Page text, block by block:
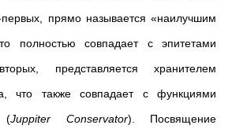
прямо называется «наилучшим
полностью совпадает с эпитетами
представляется хранителем
что также совпадает с функциями
(Juppiter Conservator). Посвящение